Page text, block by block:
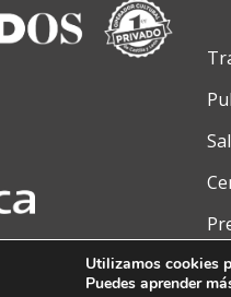
Utilizamos cookies
Puedes aprender